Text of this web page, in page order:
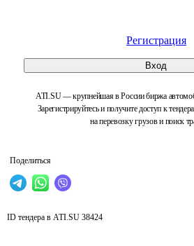
Регистрация
Вход
ATI.SU — крупнейшая в России биржа
Зарегистрируйтесь и получите доступ к
на перевозку грузов и поиск
Поделиться
ID тендера в ATI.SU 38424